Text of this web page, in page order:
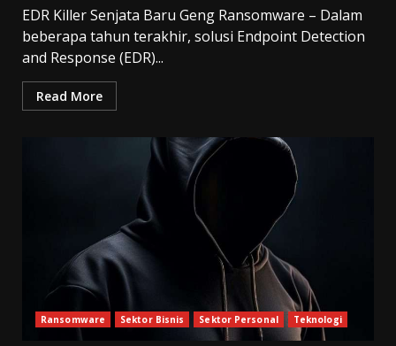
EDR Killer Senjata Baru Geng Ransomware – Dalam
beberapa tahun terakhir, solusi Endpoint Detection
and Response (EDR)...
Read More
Ransomware Sektor Bisnis Sektor Personal Teknologi